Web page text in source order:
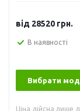
від 28520 грн.
В наявності
Вибрати
Ціна дійсна лише